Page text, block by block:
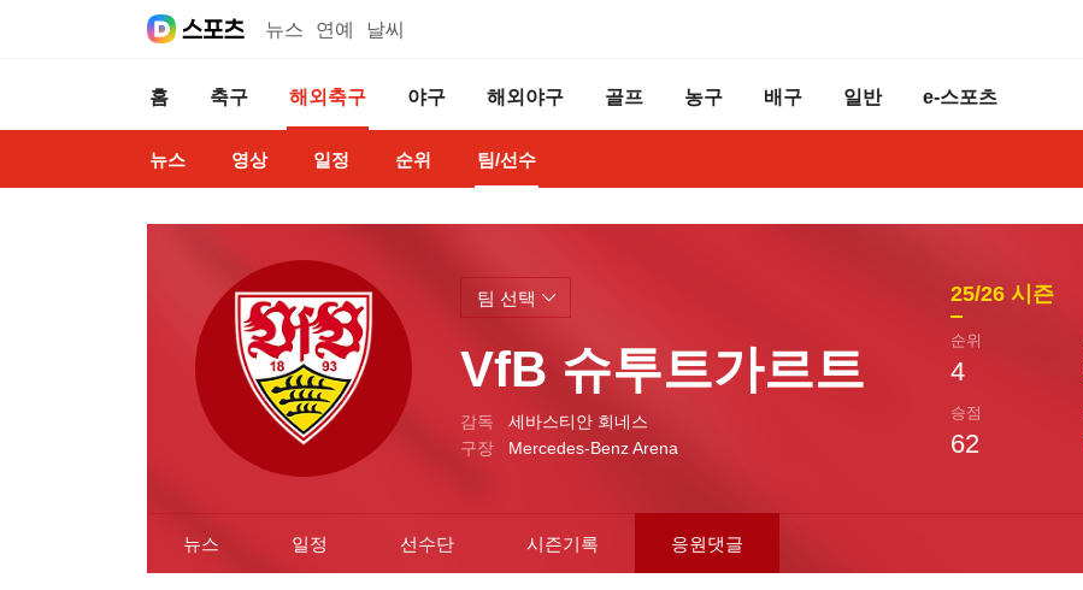
뉴스 연예 날씨
홈 축구 해외축구 야구 해외야구 골프 농구 배구 일반 e-스포츠
뉴스 영상 일정 순위 팀/선수
VfB 슈투트가르트
감독
세바스티안 회네스
구장
Mercedes-Benz Arena
25/26 시즌
순위
4
승점
62
팀 선택
뉴스 일정 선수단 시즌기록 응원댓글